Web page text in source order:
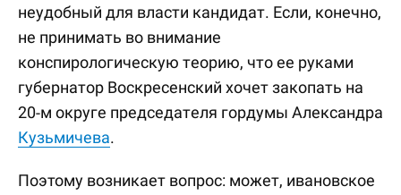
неудобный для власти кандидат. Если, конечно,
не принимать во внимание
конспирологическую теорию, что ее руками
губернатор Воскресенский хочет закопать на
20-м округе председателя гордумы Александра
Кузьмичева.
Поэтому возникает вопрос: может, ивановское